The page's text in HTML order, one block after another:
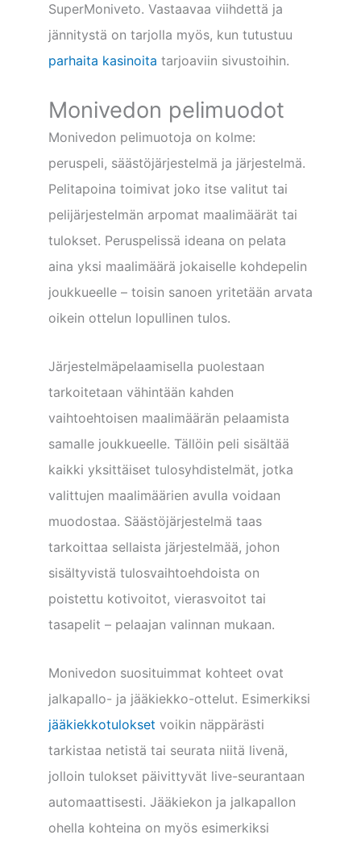
SuperMoniveto. Vastaavaa viihdettä ja
jännitystä on tarjolla myös, kun tutustuu
parhaita kasinoita tarjoaviin sivustoihin.
Monivedon pelimuodot
Monivedon pelimuotoja on kolme:
peruspeli, säästöjärjestelmä ja järjestelmä.
Pelitapoina toimivat joko itse valitut tai
pelijärjestelmän arpomat maalimäärät tai
tulokset. Peruspelissä ideana on pelata
aina yksi maalimäärä jokaiselle kohdepelin
joukkueelle – toisin sanoen yritetään arvata
oikein ottelun lopullinen tulos.
Järjestelmäpelaamisella puolestaan
tarkoitetaan vähintään kahden
vaihtoehtoisen maalimäärän pelaamista
samalle joukkueelle. Tällöin peli sisältää
kaikki yksittäiset tulosyhdistelmät, jotka
valittujen maalimäärien avulla voidaan
muodostaa. Säästöjärjestelmä taas
tarkoittaa sellaista järjestelmää, johon
sisältyvistä tulosvaihtoehdoista on
poistettu kotivoitot, vierasvoitot tai
tasapelit – pelaajan valinnan mukaan.
Monivedon suosituimmat kohteet ovat
jalkapallo- ja jääkiekko-ottelut. Esimerkiksi
jääkiekkotulokset voikin näppärästi
tarkistaa netistä tai seurata niitä livenä,
jolloin tulokset päivittyvät live-seurantaan
automaattisesti. Jääkiekon ja jalkapallon
ohella kohteina on myös esimerkiksi